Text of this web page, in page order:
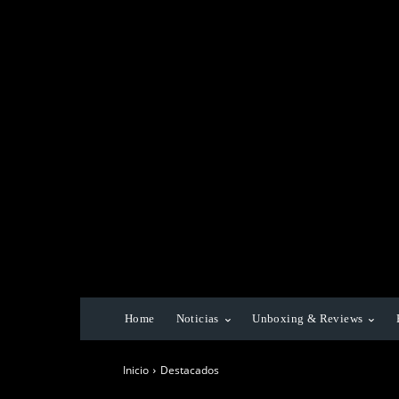
Home Noticias Unboxing & Reviews
Inicio Destacados